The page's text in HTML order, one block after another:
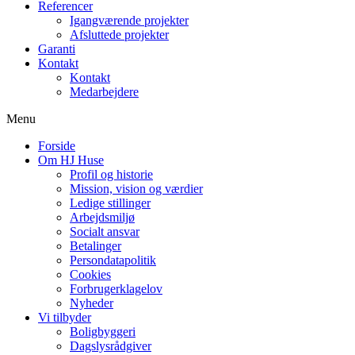
Referencer
Igangværende projekter
Afsluttede projekter
Garanti
Kontakt
Kontakt
Medarbejdere
Menu
Forside
Om HJ Huse
Profil og historie
Mission, vision og værdier
Ledige stillinger
Arbejdsmiljø
Socialt ansvar​
Betalinger
Persondatapolitik
Cookies
Forbrugerklagelov
Nyheder
Vi tilbyder
Boligbyggeri
Dagslysrådgiver